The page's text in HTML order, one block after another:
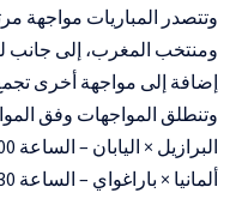
وتتصدر المباريات مواجهة
ومنتخب المغرب، إلى جانب
إضافة إلى مواجهة أخرى تجمع
وتنطلق المواجهات وفق
البرازيل × اليابان – الساعة 8:00 مساءً
ألمانيا × باراغواي – الساعة 11:30 مساءً